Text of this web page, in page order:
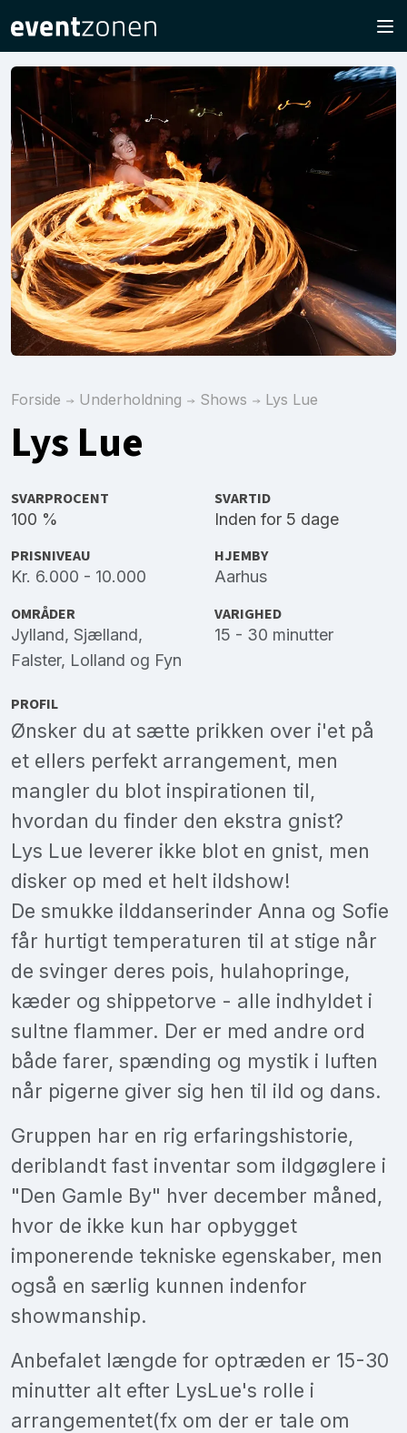
Forside Underholdning Shows Lys Lue
Lys Lue
SVARPROCENT
100 %
SVARTID
Inden for 5 dage
PRISNIVEAU
Kr. 6.000 - 10.000
HJEMBY
Aarhus
OMRÅDER
Jylland, Sjælland,
Falster, Lolland og Fyn
VARIGHED
15 - 30 minutter
PROFIL
Ønsker du at sætte prikken over i'et på
et ellers perfekt arrangement, men
mangler du blot inspirationen til,
hvordan du finder den ekstra gnist?
Lys Lue leverer ikke blot en gnist, men
disker op med et helt ildshow!
De smukke ilddanserinder Anna og Sofie
får hurtigt temperaturen til at stige når
de svinger deres pois, hulahopringe,
kæder og shippetorve - alle indhyldet i
sultne flammer. Der er med andre ord
både farer, spænding og mystik i luften
når pigerne giver sig hen til ild og dans.
Gruppen har en rig erfaringshistorie,
deriblandt fast inventar som ildgøglere i
"Den Gamle By" hver december måned,
hvor de ikke kun har opbygget
imponerende tekniske egenskaber, men
også en særlig kunnen indenfor
showmanship.
Anbefalet længde for optræden er 15-30
minutter alt efter LysLue's rolle i
arrangementet(fx om der er tale om